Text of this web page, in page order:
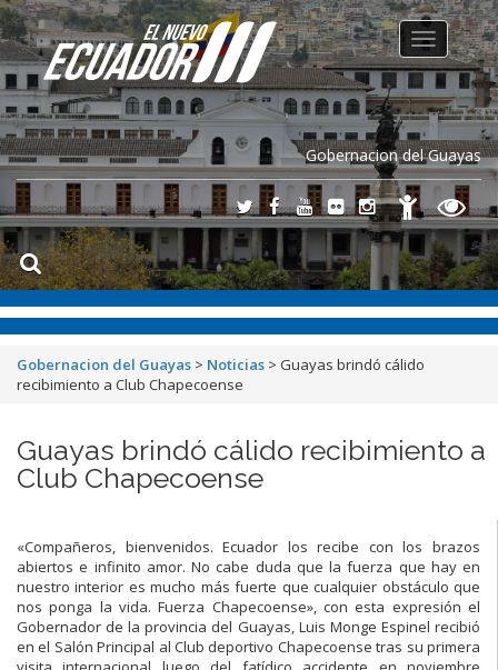
Gobernacion del Guayas
Toggle
navigation
Gobernacion del Guayas > Noticias > Guayas brindó cálido
recibimiento a Club Chapecoense
Guayas brindó cálido recibimiento a
Club Chapecoense
«Compañeros, bienvenidos. Ecuador los recibe con los brazos
abiertos e infinito amor. No cabe duda que la fuerza que hay en
nuestro interior es mucho más fuerte que cualquier obstáculo que
nos ponga la vida. Fuerza Chapecoense», con esta expresión el
Gobernador de la provincia del Guayas, Luis Monge Espinel recibió
en el Salón Principal al Club deportivo Chapecoense tras su primera